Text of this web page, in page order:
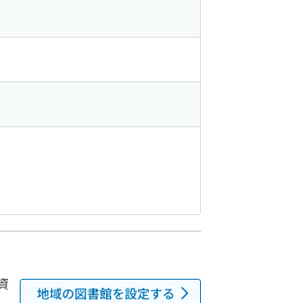
地域の図書館を設定する